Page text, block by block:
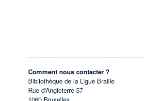
Comment nous contacter ?
Bibliothèque de la Ligue Braille
Rue d'Angleterre 57